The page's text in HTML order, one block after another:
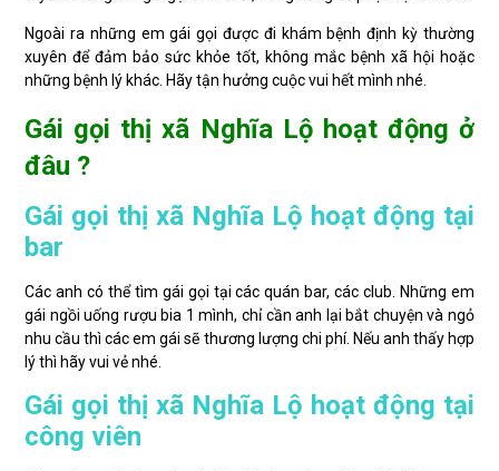
Ngoài ra những em gái gọi được đi khám bệnh định kỳ thường
xuyên để đảm bảo sức khỏe tốt, không mắc bệnh xã hội hoặc
những bệnh lý khác. Hãy tận hưởng cuộc vui hết mình nhé.
Gái gọi thị xã Nghĩa Lộ hoạt động ở
đâu ?
Gái gọi thị xã Nghĩa Lộ hoạt động tại
bar
Các anh có thể tìm gái gọi tại các quán bar, các club. Những em
gái ngồi uống rượu bia 1 mình, chỉ cần anh lại bắt chuyện và ngỏ
nhu cầu thì các em gái sẽ thương lượng chi phí. Nếu anh thấy hợp
lý thì hãy vui vẻ nhé.
Gái gọi thị xã Nghĩa Lộ hoạt động tại
công viên